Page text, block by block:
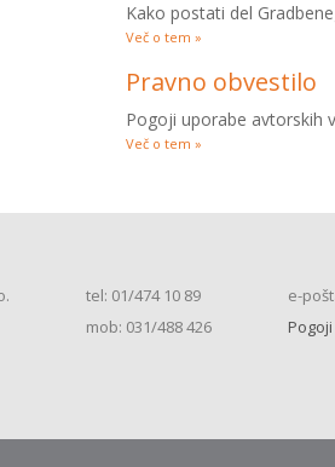
Kako postati del
Več o tem »
Pravno obvestilo
Pogoji uporabe avtorskih
Več o tem »
tel: 01/474 10 89
mob: 031/488 426
e-